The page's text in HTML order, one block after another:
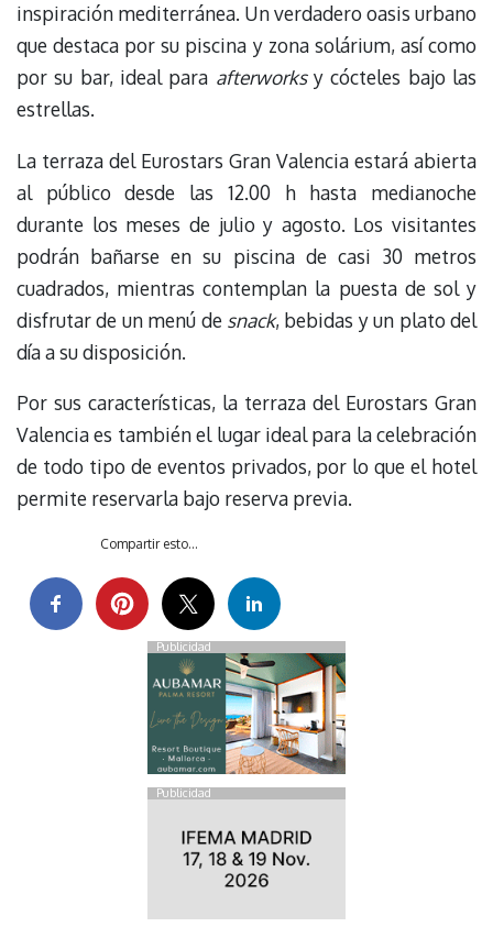
inspiración mediterránea. Un verdadero oasis urbano
que destaca por su piscina y zona solárium, así como
por su bar, ideal para afterworksy cócteles bajo las
estrellas.
La terraza del Eurostars Gran Valencia estará abierta
al público desde las 12.00 h hasta medianoche
durante los meses de julio y agosto. Los visitantes
podrán bañarse en su piscina de casi 30 metros
cuadrados, mientras contemplan la puesta de sol y
disfrutar de un menú de snack, bebidas y un plato del
día a su disposición.
Por sus características, la terraza del Eurostars Gran
Valencia es también el lugar ideal para la celebración
de todo tipo de eventos privados, por lo que el hotel
permite reservarla bajo reserva previa.
Compartir esto...
Publicidad
Publicidad